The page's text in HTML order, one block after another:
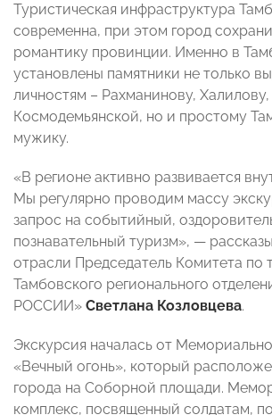
Туристическая инфраструктура
современна, при этом город
романтику провинции. Именно в
установлены памятники не только
личностям – Рахманинову,
Космодемьянской, но и простому
мужику.
«В регионе активно развивается
Мы регулярно проводим массу
запрос на событийный,
познавательный туризм», —
отрасли Председатель Комитета по
Тамбовского регионального
РОССИИ» Светлана Козловцева.
Экскурсия началась от
«Вечный огонь», который
города на Соборной площади.
комплекс, посвященный солдатам,